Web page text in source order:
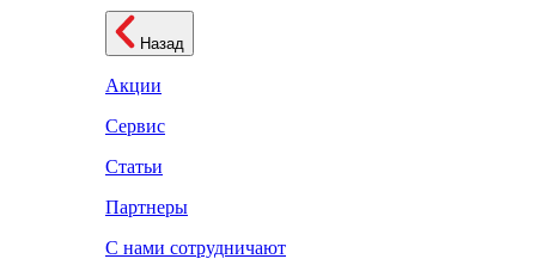
Назад
Акции
Сервис
Статьи
Партнеры
С нами сотрудничают